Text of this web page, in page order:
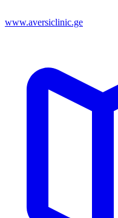
www.aversiclinic.ge